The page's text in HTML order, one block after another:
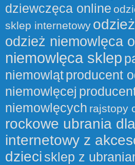
dziewczęca online
sklep internetowy
odzież niemowlęca
niemowlęca sklep
niemowlątproducent
niemowlęcej
niemowlęcych rajstopy
rockowe ubrania
internetowy z
dzieci sklep z